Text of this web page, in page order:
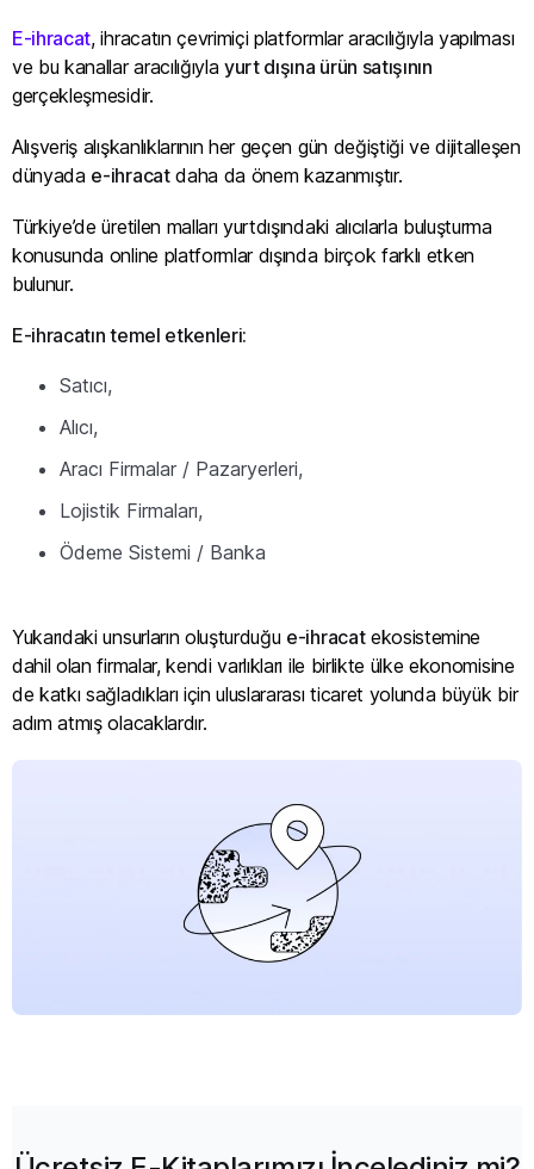
E-ihracat, ihracatın çevrimiçi platformlar aracılığıyla yapılması
ve bu kanallar aracılığıylayurt dışına ürün satışının
gerçekleşmesidir.
Alışveriş alışkanlıklarının her geçen gün değiştiği ve dijitalleşen
dünyada e-ihracatdaha da önem kazanmıştır.
Türkiye’de üretilen malları yurtdışındaki alıcılarla buluşturma
konusunda online platformlar dışında birçok farklı etken
bulunur.
E-ihracatın temel etkenleri:
Satıcı,
Alıcı,
Aracı Firmalar / Pazaryerleri,
Lojistik Firmaları,
Ödeme Sistemi / Banka
Yukarıdaki unsurların oluşturduğu e-ihracatekosistemine
dahil olan firmalar, kendi varlıkları ile birlikte ülke ekonomisine
de katkı sağladıkları için uluslararası ticaret yolunda büyük bir
adım atmış olacaklardır.